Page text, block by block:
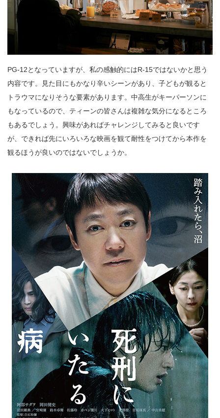
PG-12となっていますが、私の感触的にはR-15ではないかと思う
内容です。見た目にもかなり辛いシーンがあり、子どもが観ると
トラウマになりそうな要素があります。中高生がキーパーソンに
もなっているので、ティーンの皆さんは複雑な気分になるところ
もあるでしょう。興味があればチャレンジしてみると良いです
が、できれば先にいろいろな映画を観て耐性をつけてから本作を
観るほうが良いのではないでしょうか。